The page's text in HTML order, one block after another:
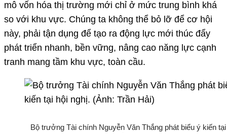
mô vốn hóa thị trường mới chỉ ở mức trung bình khá
so với khu vực. Chúng ta không thể bỏ lỡ để cơ hội
này, phải tận dụng để tạo ra động lực mới thúc đẩy
phát triển nhanh, bền vững, nâng cao năng lực cạnh
tranh mang tầm khu vực, toàn cầu.
Bộ trưởng Tài chính Nguyễn Văn Thắng phát biểu ý kiến tại